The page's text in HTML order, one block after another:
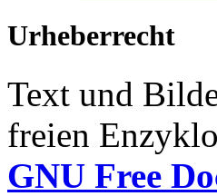
Urheberrecht
Text und
freien
GNU Free